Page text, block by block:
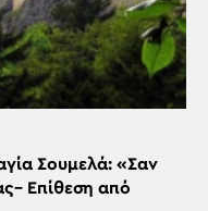
Σουμελά: «Σαν
Επίθεση από